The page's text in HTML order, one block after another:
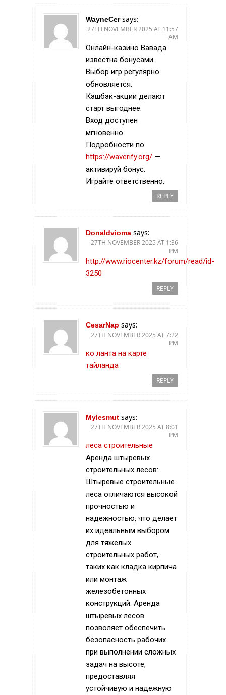
WayneCer says:
27TH NOVEMBER 2025 AT 11:57
AM
Онлайн-казино Вавада
известна бонусами.
Выбор игр регулярно
обновляется.
Кэшбэк-акции делают
старт выгоднее.
Вход доступен
мгновенно.
Подробности по
https://waverify.org/ —
активируй бонус.
Играйте ответственно.
REPLY
Donaldvioma says:
27TH NOVEMBER 2025 AT 1:36
PM
http://www.riocenter.kz/forum/read/id-
3250
REPLY
CesarNap says:
27TH NOVEMBER 2025 AT 7:22
PM
ко ланта на карте
тайланда
REPLY
Mylesmut says:
27TH NOVEMBER 2025 AT 8:01
PM
леса строительные
Аренда штыревых
строительных лесов:
Штыревые строительные
леса отличаются высокой
прочностью и
надежностью, что делает
их идеальным выбором
для тяжелых
строительных работ,
таких как кладка кирпича
или монтаж
железобетонных
конструкций. Аренда
штыревых лесов
позволяет обеспечить
безопасность рабочих
при выполнении сложных
задач на высоте,
предоставляя
устойчивую и надежную